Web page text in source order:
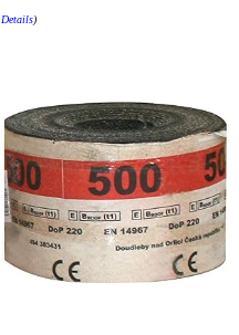
Details)